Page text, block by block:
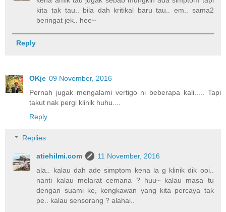
kita tak tau.. bila dah kritikal baru tau.. em.. sama2
beringat jek.. hee~
Reply
OKje 09 November, 2016
Pernah jugak mengalami vertigo ni beberapa kali..... Tapi
takut nak pergi klinik huhu....
Reply
Replies
atiehilmi.com
11 November, 2016
ala.. kalau dah ade simptom kena la g klinik dik ooi..
nanti kalau melarat cemana ? huu~ kalau masa tu
dengan suami ke, kengkawan yang kita percaya tak
pe.. kalau sensorang ? alahai..